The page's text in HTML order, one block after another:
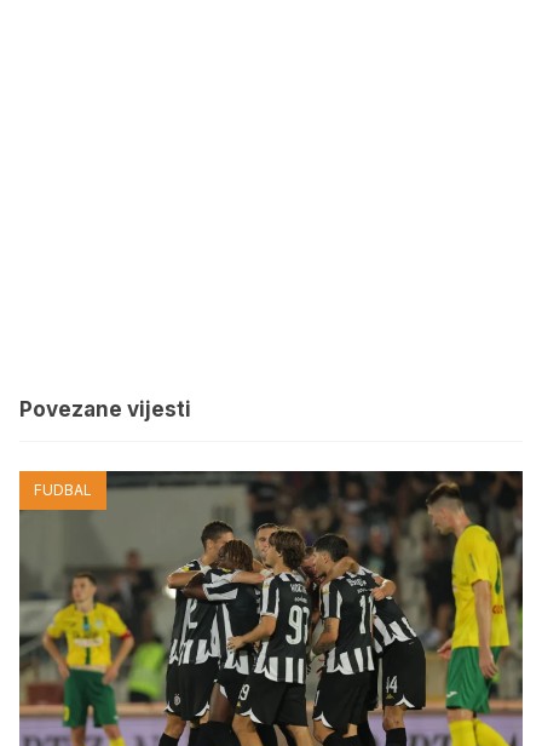
Povezane vijesti
FUDBAL